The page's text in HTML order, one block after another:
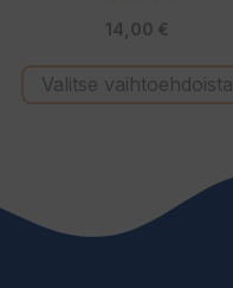
5:stä
14,00 €
Valitse vaihtoehdoista